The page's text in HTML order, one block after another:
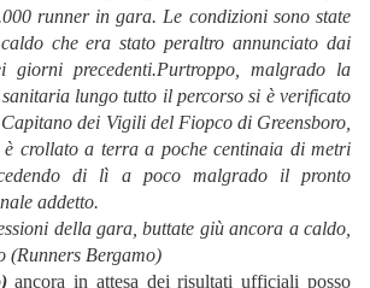
runner in gara. Le condizioni sono state
che era stato peraltro annunciato dai
giorni precedenti.Purtroppo, malgrado la
lungo tutto il percorso si è verificato
dei Vigili del Fiopco di Greensboro,
crollato a terra a poche centinaia di metri
di lì a poco malgrado il pronto
addetto.
della gara, buttate giù ancora a caldo,
(Runners Bergamo)
ancora in attesa dei risultati ufficiali posso